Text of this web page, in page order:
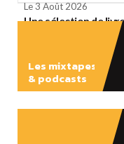
Le 3 Août 2026
Une sélection de
Les mixtapes
& podcasts